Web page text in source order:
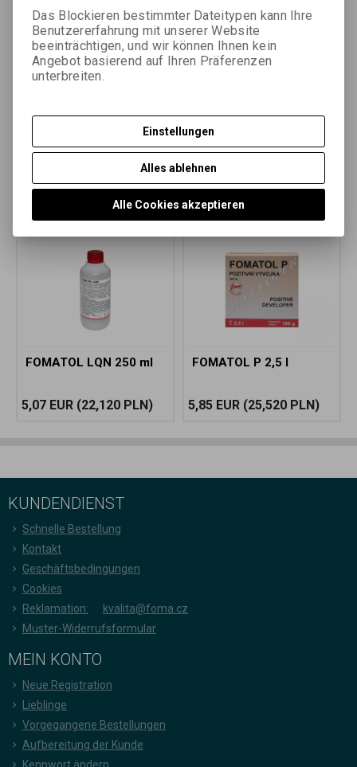
Gradation
N-normální (N-normal)
Abfrage nach dem Produkt
Další soubory
Wir empfehlen
FOMATOL LQN 250 ml
5,07 EUR (22,120 PLN)
FOMATOL P 2,5 l
5,85 EUR (25,520 PLN)
KUNDENDIENST
Schnelle Bestellung
Kontakt
Geschäftsbedingungen
Cookies
Reklamation:
kvalita@foma.cz
Muster-Widerrufsformular
MEIN KONTO
Neue Registration
Lieblinge
Vorgegangene Bestellungen
Aufbereitung der Kunde
Das Blockieren bestimmter Dateitypen kann Ihre
Benutzererfahrung mit unserer Website
beeinträchtigen, und wir können Ihnen kein
Angebot basierend auf Ihren Präferenzen
unterbreiten.
Einstellungen
Alles ablehnen
Alle Cookies akzeptieren